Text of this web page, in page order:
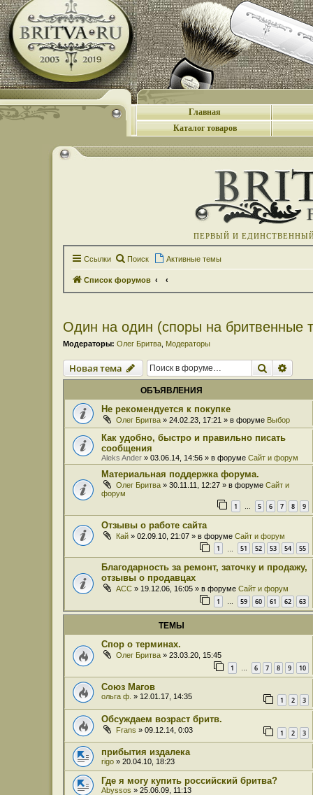
Главная
Каталог товаров
ПЕРВЫЙ И
Ссылки Поиск Активные темы
Список форумов
Один на один (споры на бритвенные
Модераторы: Олег Бритва Модераторы
Новая тема Поиск
ОБЪЯВЛЕНИЯ
Не рекомендуется к покупке
Олег Бритва » 24.02.23, 17:21 » в форуме Выбор
Как удобно, быстро и правильно писать
сообщения
Aleks Ander » 03.06.14, 14:56 » в форуме Сайт и форум
Материальная поддержка форума.
Олег Бритва » 30.11.11, 12:27 » в форуме Сайт и
форум
1 … 5 6 7 8 9
Отзывы о работе сайта
Кай » 02.09.10, 21:07 » в форуме Сайт и форум
1 51 52 53 54 55
Благодарность за ремонт, заточку и продажу,
отзывы о продавцах
ACC » 19.12.06, 16:05 » в форуме Сайт и форум
1 … 59 60 61 62 63
ТЕМЫ
Спор о терминах.
Олег Бритва » 23.03.20, 15:45
1 … 6 7 8 9 10
Союз Магов
ольга ф. » 12.01.17, 14:35 1 2 3
Обсуждаем возраст бритв.
Frans » 09.12.14, 0:03 1 2 3
прибытия издалека
rigo » 20.04.10, 18:23
Где я могу купить российский бритва?
Abyssos » 25.06.09, 11:13